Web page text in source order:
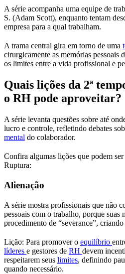
A série acompanha uma equipe de
S. (Adam Scott), enquanto tentam
empresa para a qual trabalham.
A trama central gira em torno de uma
cirurgicamente as memórias pessoais
os limites entre a vida profissional e
Quais lições da 2ª
o RH pode aproveitar?
A série levanta questões sobre até
lucro e controle, refletindo debates
mental do colaborador.
Confira algumas lições que podem ser
Ruptura:
Alienação
A série mostra profissionais que não
pessoais com o trabalho, porque suas
procedimento de “severance”,
Lição: Para promover o equilíbrio
líderes e gestores de RH devem
respeitarem seus limites, definindo
quando necessário.